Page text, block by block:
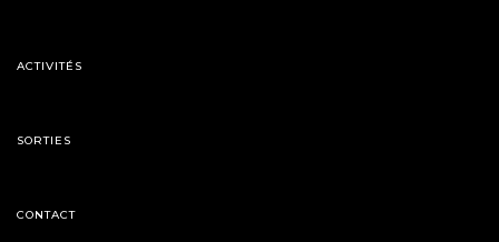
ACTIVITÉS
SORTIES
CONTACT